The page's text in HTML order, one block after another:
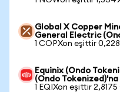
Global X Copper
General Electric
1 COPXon eşittir
Equinix (Ondo
(Ondo Tokenized)'na
1 EQIXon eşittir 2,8175